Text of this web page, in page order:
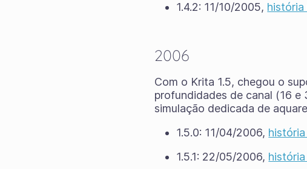
1.4.2: 11/10/2005, história
2006
Com o Krita 1.5, chegou o
profundidades de canal (16
simulação dedicada de
1.5.0: 11/04/2006,
1.5.1: 22/05/2006,